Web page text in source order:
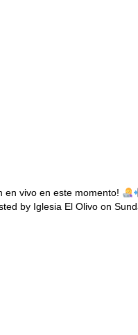
en vivo en este momento!
by Iglesia El Olivo on